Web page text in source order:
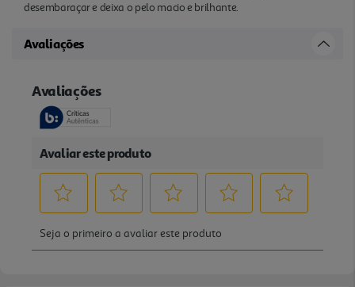
desembaraçar e deixa o pelo macio e brilhante.
Avaliações